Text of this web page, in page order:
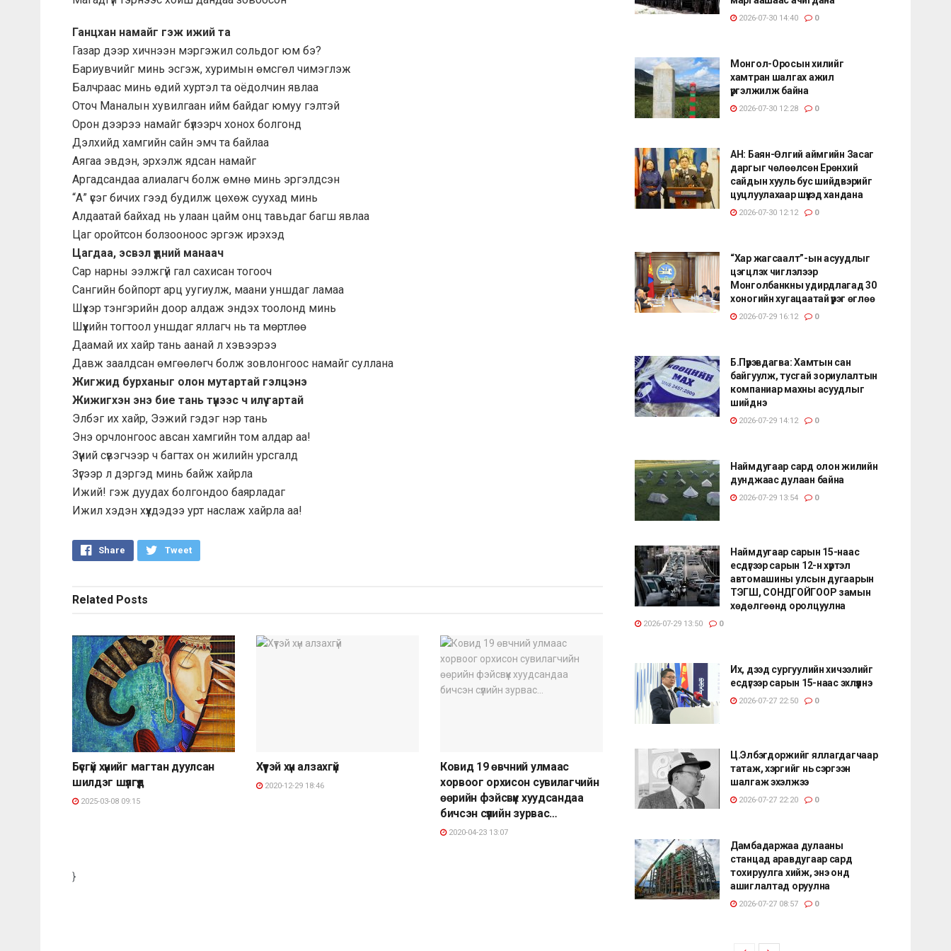
Ганцхан намайг гэж ижий та
Газар дээр хичнээн мэргэжил сольдог юм бэ?
Бариувчийг минь эсгэж, хуримын өмсгөл чимэглэж
Балчраас минь өдий хуртэл та оёдолчин явлаа
Оточ Маналын хувилгаан ийм байдаг юмуу гэлтэй
Орон дээрээ намайг бүлээрч хонох болгонд
Дэлхийд хамгийн сайн эмч та байлаа
Аягаа эвдэн, эрхэлж ядсан намайг
Аргадсандаа алиалагч болж өмнө минь эргэлдсэн
“А” үсэг бичих гээд будилж цөхөж суухад минь
Алдаатай байхад нь улаан цайм онц тавьдаг багш явлаа
Цаг оройтсон болзооноос эргэж ирэхэд
Цагдаа, эсвэл үүдний манаач
Сар нарны ээлжгүй гал сахисан тогооч
Сангийн бойпорт арц уугиулж, маани уншдаг ламаа
Шүхэр тэнгэрийн доор алдаж эндэх тоолонд минь
Шүүхийн тогтоол уншдаг яллагч нь та мөртлөө
Даамай их хайр тань аанай л хэвээрээ
Давж заалдсан өмгөөлөгч болж зовлонгоос намайг суллана
Жигжид бурханыг олон мутартай гэлцэнэ
Жижигхэн энэ бие тань түүнээс ч илүү гартай
Элбэг их хайр, Ээжий гэдэг нэр тань
Энэ орчлонгоос авсан хамгийн том алдар аа!
Зүүний сүвэгчээр ч багтах он жилийн урсгалд
Зүгээр л дэргэд минь байж хайрла
Ижий! гэж дуудах болгондоо баярладаг
Ижил хэдэн хүүхдэдээ урт наслаж хайрла аа!
Share Tweet
Related Posts
Бүсгүй хүнийг магтан дуулсан
шилдэг шүлгүүд
2025-03-08 09:15
Хүүтэй хүн алзахгүй
2020-12-29 18:46
Ковид 19 өвчний улмаас
хорвоог орхисон сувилагчийн
өөрийн фэйсвүүк хуудсандаа
бичсэн сүүлийн зурвас…
2020-04-23 13:07
}
2026-07-30 14:40 0
Монгол-Оросын хилийг
хамтран шалгах ажил
үргэлжилж байна
2026-07-30 12:28 0
АН: Баян-Өлгий аймгийн Засаг
даргыг чөлөөлсөн Ерөнхий
сайдын хууль бус шийдвэрийг
цуцлуулахаар шүүхэд хандана
2026-07-30 12:12 0
“Хар жагсаалт”-ын асуудлыг
цэгцлэх чиглэлээр
Монголбанкны удирдлагад 30
хоногийн хугацаатай үүрэг өглөө
2026-07-29 16:12 0
Б.Пүрэвдагва: Хамтын сан
байгуулж, тусгай зориулалтын
компаниар махны асуудлыг
шийднэ
2026-07-29 14:12 0
Наймдугаар сард олон жилийн
дунджаас дулаан байна
2026-07-29 13:54 0
Наймдугаар сарын 15-наас
есдүгээр сарын 12-н хүртэл
автомашины улсын дугаарын
ТЭГШ, СОНДГОЙГООР замын
хөдөлгөөнд оролцуулна
2026-07-29 13:50 0
Их, дээд сургуулийн хичээлийг
есдүгээр сарын 15-наас эхлүүлнэ
2026-07-27 22:50 0
Ц.Элбэгдоржийг яллагдагчаар
татаж, хэргийг нь сэргээн
шалгаж эхэлжээ
2026-07-27 22:20 0
Дамбадаржаа дулааны
станцад аравдугаар сард
тохируулга хийж, энэ онд
ашиглалтад оруулна
2026-07-27 08:57 0